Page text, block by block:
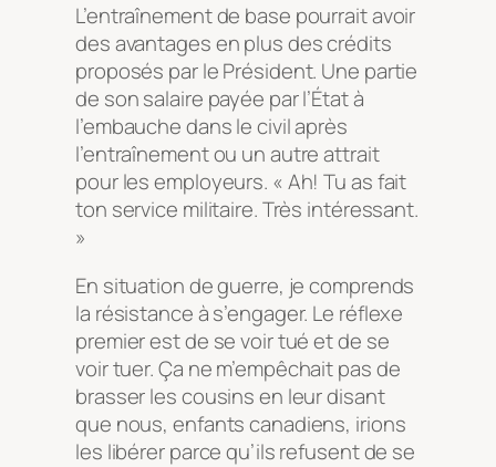
L’entraînement de base pourrait avoir
des avantages en plus des crédits
proposés par le Président. Une partie
de son salaire payée par l’État à
l’embauche dans le civil après
l’entraînement ou un autre attrait
pour les employeurs. « Ah! Tu as fait
ton service militaire. Très intéressant.
»
En situation de guerre, je comprends
la résistance à s’engager. Le réflexe
premier est de se voir tué et de se
voir tuer. Ça ne m’empêchait pas de
brasser les cousins en leur disant
que nous, enfants canadiens, irions
les libérer parce qu’ils refusent de se